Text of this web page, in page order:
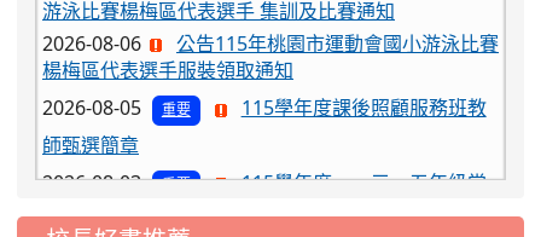
楊梅區代表選手服裝領取通知
2026-08-05
重要
115學年度課後照顧服務班教
師甄選簡章
2026-08-03
態編班結果公告
2026-07-31
公告
學校對面建案申請8月份「施